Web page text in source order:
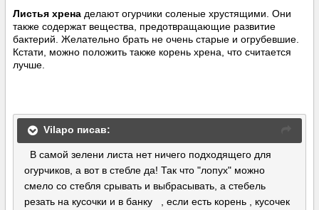
Листья хрена делают огурчики соленые хрустящими. Они
также содержат вещества, предотвращающие развитие
бактерий. Желательно брать не очень старые и огрубевшие.
Кстати, можно положить также корень хрена, что считается
лучше.
Vilapo писав:
В самой зелени листа нет ничего подходящего для
огурчиков, а вот в стебле да! Так что "лопух" можно
смело со стебля срывать и выбрасывать, а стебель
резать на кусочки и в банку , если есть корень , кусочек